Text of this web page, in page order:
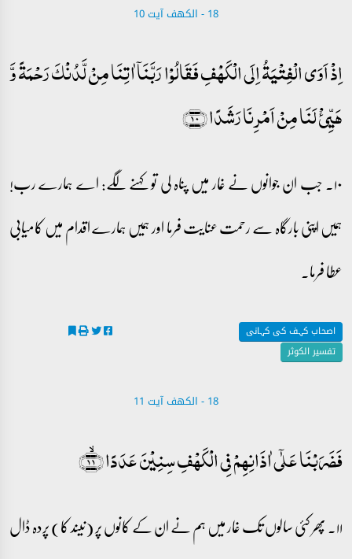
18 - ‎الكهف آیت 10
اِذۡ اَوَی الۡفِتۡیَۃُ اِلَی الۡکَہۡفِ فَقَالُوۡا رَبَّنَاۤ اٰتِنَا مِنۡ لَّدُنۡکَ رَحۡمَۃً وَّ
ہَیِّیٴۡ لَنَا مِنۡ اَمۡرِنَا رَشَدًا ﴿۱۰﴾
۱۰۔ جب ان جوانوں نے غار میں پناہ لی تو کہنے لگے: اے ہمارے رب!
ہمیں اپنی بارگاہ سے رحمت عنایت فرما اور ہمیں ہمارے اقدام میں کامیابی
عطا فرما۔
اصحاب کہف کی کہانی
تفسیر الکوثر
18 - ‎الكهف آیت 11
فَضَرَبۡنَا عَلٰۤی اٰذَانِہِمۡ فِی الۡکَہۡفِ سِنِیۡنَ عَدَدًا ﴿ۙ۱۱﴾
۱۱۔ پھر کئی سالوں تک غار میں ہم نے ان کے کانوں پر (نیند کا) پردہ ڈال